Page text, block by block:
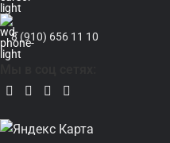
8 (910) 656 11 10